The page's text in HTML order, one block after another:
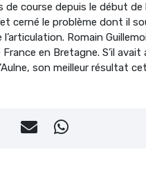
course depuis le début de
cerné le problème dont il
Romain
en Bretagne. S’il
son meilleur résultat